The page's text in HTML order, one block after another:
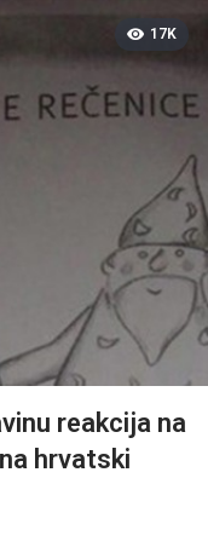
17K
reakcija na
hrvatski